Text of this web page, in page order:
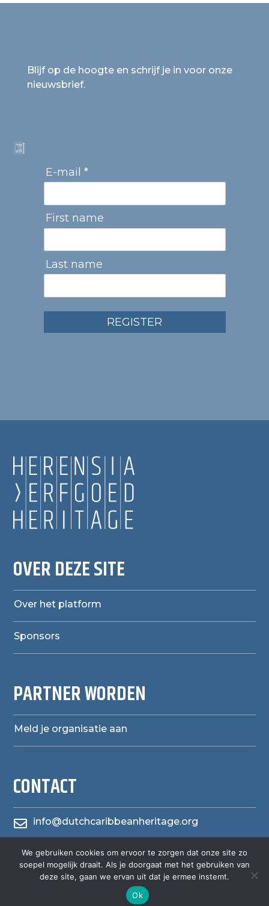
Blijf op de hoogte en schrijf je in voor onze
nieuwsbrief.
E-mail *
First name
Last name
REGISTER
OVER DEZE SITE
Over het platform
Sponsors
PARTNER WORDEN
Meld je organisatie aan
CONTACT
 info@dutchcaribbeanheritage.org
 herensiaerfgoedheritage
We gebruiken cookies om ervoor te zorgen dat onze site zo
soepel mogelijk draait. Als je doorgaat met het gebruiken van
deze site, gaan we ervan uit dat je ermee instemt.
Ok